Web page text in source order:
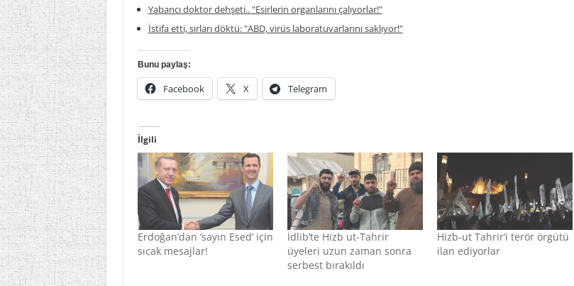
Yabancı doktor dehşeti.. "Esirlerin organlarını çalıyorlar!"
İstifa etti, sırları döktü: "ABD, virüs laboratuvarlarını saklıyor!"
Bunu paylaş:
Facebook X Telegram
İlgili
Erdoğan’dan ‘sayın Esed’ için
sıcak mesajlar!
İdlib’te Hizb ut-Tahrir
üyeleri uzun zaman sonra
serbest bırakıldı
Hizb-ut Tahrir’i terör örgütü
ilan ediyorlar